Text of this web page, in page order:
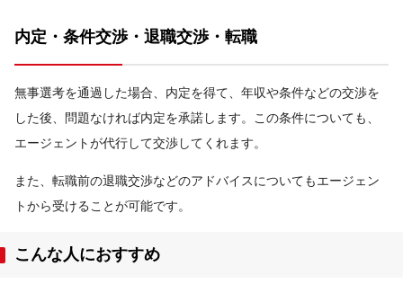
内定・条件交渉・退職交渉・転職
無事選考を通過した場合、内定を得て、年収や条件などの交渉を
した後、問題なければ内定を承諾します。この条件についても、
エージェントが代行して交渉してくれます。
また、転職前の退職交渉などのアドバイスについてもエージェン
トから受けることが可能です。
こんな人におすすめ